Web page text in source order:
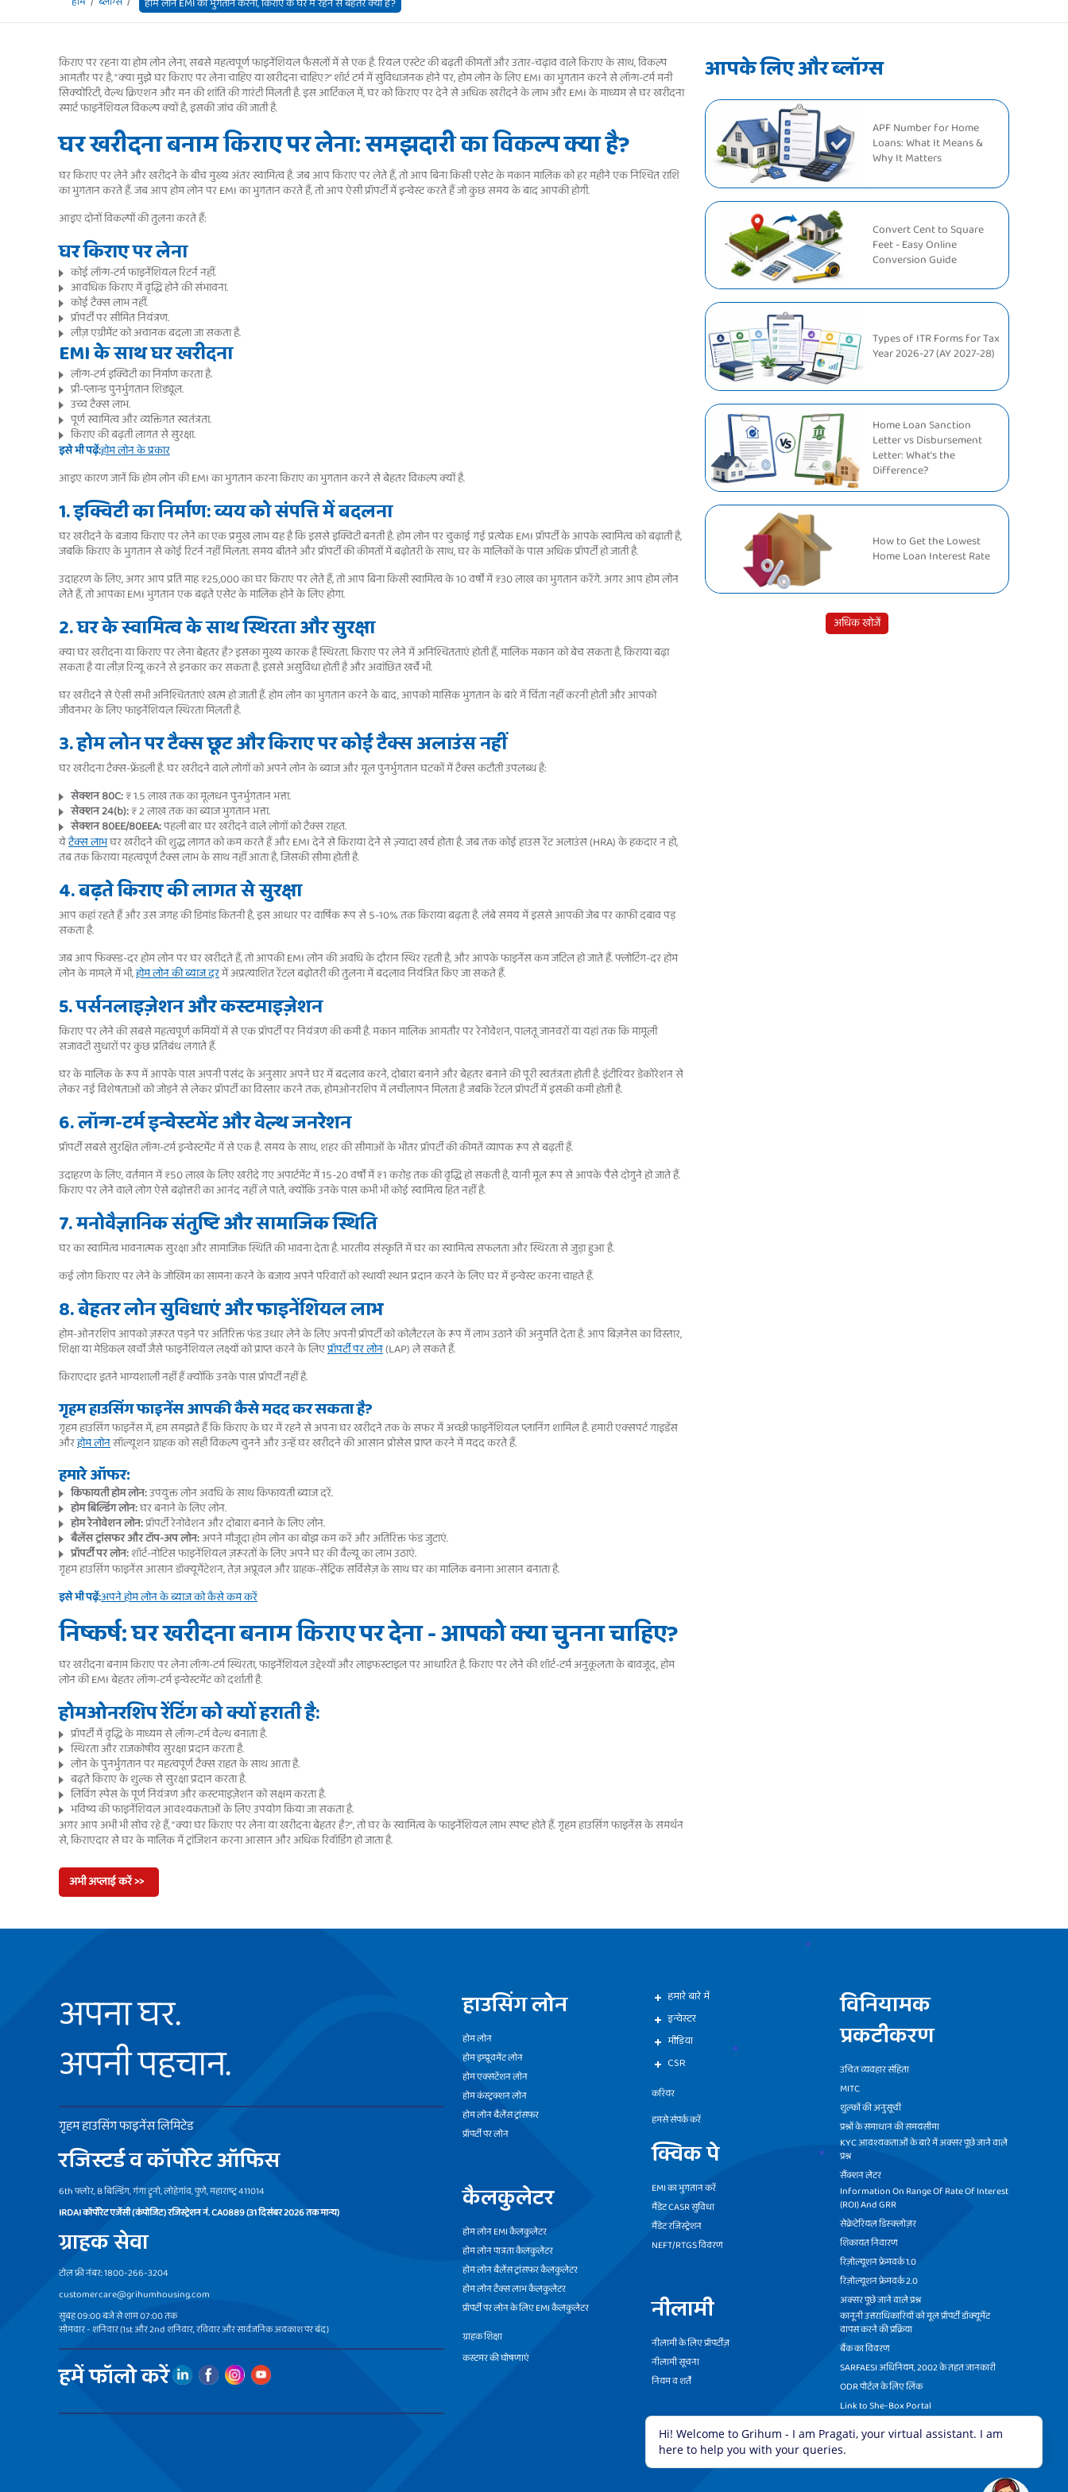
होम लोन EMI का भुगतान करना, किराए के घर में रहने से बेहतर क्यों है?
किराए पर रहना या होम लोन लेना, सबसे महत्वपूर्ण फाइनेंशियल फैसलों में से एक है. रियल एस्टेट की बढ़ती कीमतों और उतार-चढ़ाव वाले किराए के साथ, विकल्प
आमतौर पर है, "क्या मुझे घर किराए पर लेना चाहिए या खरीदना चाहिए?" शॉर्ट टर्म में सुविधाजनक होने पर, होम लोन के लिए EMI का भुगतान करने से लॉन्ग-टर्म मनी
सिक्योरिटी, वेल्थ क्रिएशन और मन की शांति की गारंटी मिलती है. इस आर्टिकल में, घर को किराए पर देने से अधिक खरीदने के लाभ और EMI के माध्यम से घर खरीदना
स्मार्ट फाइनेंशियल विकल्प क्यों है, इसकी जांच की जाती है.
घर खरीदना बनाम किराए पर लेना: समझदारी का विकल्प क्या है?
घर किराए पर लेने और खरीदने के बीच मुख्य अंतर स्वामित्व है. जब आप किराए पर लेते हैं, तो आप बिना किसी एसेट के मकान मालिक को हर महीने एक निश्चित राशि
का भुगतान करते हैं. जब आप होम लोन पर EMI का भुगतान करते हैं, तो आप ऐसी प्रॉपर्टी में इन्वेस्ट करते हैं जो कुछ समय के बाद आपकी होगी.
आइए दोनों विकल्पों की तुलना करते हैं:
घर किराए पर लेना
कोई लॉन्ग-टर्म फाइनेंशियल रिटर्न नहीं.
आवधिक किराए में वृद्धि होने की संभावना.
कोई टैक्स लाभ नहीं.
प्रॉपर्टी पर सीमित नियंत्रण.
लीज़ एग्रीमेंट को अचानक बदला जा सकता है.
EMI के साथ घर खरीदना
लॉन्ग-टर्म इक्विटी का निर्माण करता है.
प्री-प्लान्ड पुनर्भुगतान शिड्यूल.
उच्च टैक्स लाभ.
पूर्ण स्वामित्व और व्यक्तिगत स्वतंत्रता.
किराए की बढ़ती लागत से सुरक्षा.
इसे भी पढ़ें:होम लोन के प्रकार
आइए कारण जानें कि होम लोन की EMI का भुगतान करना किराए का भुगतान करने से बेहतर विकल्प क्यों है.
1. इक्विटी का निर्माण: व्यय को संपत्ति में बदलना
घर खरीदने के बजाय किराए पर लेने का एक प्रमुख लाभ यह है कि इससे इक्विटी बनती है. होम लोन पर चुकाई गई प्रत्येक EMI प्रॉपर्टी के आपके स्वामित्व को बढ़ाती है,
जबकि किराए के भुगतान से कोई रिटर्न नहीं मिलता. समय बीतने और प्रॉपर्टी की कीमतों में बढ़ोतरी के साथ, घर के मालिकों के पास अधिक प्रॉपर्टी हो जाती है.
उदाहरण के लिए, अगर आप प्रति माह ₹25,000 का घर किराए पर लेते हैं, तो आप बिना किसी स्वामित्व के 10 वर्षों में ₹30 लाख का भुगतान करेंगे. अगर आप होम लोन
लेते हैं, तो आपका EMI भुगतान एक बढ़ते एसेट के मालिक होने के लिए होगा.
2. घर के स्वामित्व के साथ स्थिरता और सुरक्षा
क्या घर खरीदना या किराए पर लेना बेहतर है? इसका मुख्य कारक है स्थिरता. किराए पर लेने में अनिश्चितताएं होती हैं, मालिक मकान को बेच सकता है, किराया बढ़ा
सकता है या लीज़ रिन्यू करने से इनकार कर सकता है. इससे असुविधा होती है और अवांछित खर्चे भी.
घर खरीदने से ऐसी सभी अनिश्चितताएं खत्म हो जाती हैं. होम लोन का भुगतान करने के बाद, आपको मासिक भुगतान के बारे में चिंता नहीं करनी होती और आपको
जीवनभर के लिए फाइनेंशियल स्थिरता मिलती है.
3. होम लोन पर टैक्स छूट और किराए पर कोई टैक्स अलाउंस नहीं
घर खरीदना टैक्स-फ्रेंडली है. घर खरीदने वाले लोगों को अपने लोन के ब्याज और मूल पुनर्भुगतान घटकों में टैक्स कटौती उपलब्ध है:
सेक्शन 80C:₹ 1.5 लाख तक का मूलधन पुनर्भुगतान भत्ता.
सेक्शन 24(b):₹ 2 लाख तक का ब्याज भुगतान भत्ता.
सेक्शन 80EE/80EEA:पहली बार घर खरीदने वाले लोगों को टैक्स राहत.
येटैक्स लाभघर खरीदने की शुद्ध लागत को कम करते हैं और EMI देने से किराया देने से ज़्यादा खर्च होता है. जब तक कोई हाउस रेंट अलाउंस (HRA) के हकदार न हो,
तब तक किराया महत्वपूर्ण टैक्स लाभ के साथ नहीं आता है, जिसकी सीमा होती है.
4. बढ़ते किराए की लागत से सुरक्षा
आप कहां रहते हैं और उस जगह की डिमांड कितनी है, इस आधार पर वार्षिक रूप से 5-10% तक किराया बढ़ता है. लंबे समय में इससे आपकी जेब पर काफी दबाव पड़
सकता है.
जब आप फिक्स्ड-दर होम लोन पर घर खरीदते हैं, तो आपकी EMI लोन की अवधि के दौरान स्थिर रहती है, और आपके फाइनेंस कम जटिल हो जाते हैं. फ्लोटिंग-दर होम
लोन के मामले में भी,होम लोन की ब्याज दरमें अप्रत्याशित रेंटल बढ़ोतरी की तुलना में बदलाव नियंत्रित किए जा सकते हैं.
5. पर्सनलाइज़ेशन और कस्टमाइज़ेशन
किराए पर लेने की सबसे महत्वपूर्ण कमियों में से एक प्रॉपर्टी पर नियंत्रण की कमी है. मकान मालिक आमतौर पर रेनोवेशन, पालतू जानवरों या यहां तक कि मामूली
सजावटी सुधारों पर कुछ प्रतिबंध लगाते हैं.
घर के मालिक के रूप में आपके पास अपनी पसंद के अनुसार अपने घर में बदलाव करने, दोबारा बनाने और बेहतर बनाने की पूरी स्वतंत्रता होती है. इंटीरियर डेकोरेशन से
लेकर नई विशेषताओं को जोड़ने से लेकर प्रॉपर्टी का विस्तार करने तक, होमओनरशिप में लचीलापन मिलता है जबकि रेंटल प्रॉपर्टी में इसकी कमी होती है.
6. लॉन्ग-टर्म इन्वेस्टमेंट और वेल्थ जनरेशन
प्रॉपर्टी सबसे सुरक्षित लॉन्ग-टर्म इन्वेस्टमेंट में से एक है. समय के साथ, शहर की सीमाओं के भीतर प्रॉपर्टी की कीमतें व्यापक रूप से बढ़ती हैं.
उदाहरण के लिए, वर्तमान में ₹50 लाख के लिए खरीदे गए अपार्टमेंट में 15-20 वर्षों में ₹1 करोड़ तक की वृद्धि हो सकती है, यानी मूल रूप से आपके पैसे दोगुने हो जाते हैं.
किराए पर लेने वाले लोग ऐसे बढ़ोत्तरी का आनंद नहीं ले पाते, क्योंकि उनके पास कभी भी कोई स्वामित्व हित नहीं है.
7. मनोवैज्ञानिक संतुष्टि और सामाजिक स्थिति
घर का स्वामित्व भावनात्मक सुरक्षा और सामाजिक स्थिति की भावना देता है. भारतीय संस्कृति में घर का स्वामित्व सफलता और स्थिरता से जुड़ा हुआ है.
कई लोग किराए पर लेने के जोखिम का सामना करने के बजाय अपने परिवारों को स्थायी स्थान प्रदान करने के लिए घर में इन्वेस्ट करना चाहते हैं.
8. बेहतर लोन सुविधाएं और फाइनेंशियल लाभ
होम-ओनरशिप आपको ज़रूरत पड़ने पर अतिरिक्त फंड उधार लेने के लिए अपनी प्रॉपर्टी को कोलैटरल के रूप में लाभ उठाने की अनुमति देता है. आप बिज़नेस का विस्तार,
शिक्षा या मेडिकल खर्चों जैसे फाइनेंशियल लक्ष्यों को प्राप्त करने के लिएप्रॉपर्टी पर लोन(LAP) ले सकते हैं.
किराएदार इतने भाग्यशाली नहीं हैं क्योंकि उनके पास प्रॉपर्टी नहीं है.
गृहम हाउसिंग फाइनेंस आपकी कैसे मदद कर सकता है?
गृहम हाउसिंग फाइनेंस में, हम समझते हैं कि किराए के घर में रहने से अपना घर खरीदने तक के सफर में अच्छी फाइनेंशियल प्लानिंग शामिल है. हमारी एक्सपर्ट गाइडेंस
औरहोम लोनसॉल्यूशन ग्राहक को सही विकल्प चुनने और उन्हें घर खरीदने की आसान प्रोसेस प्राप्त करने में मदद करते हैं.
हमारे ऑफर:
किफायती होम लोन:उपयुक्त लोन अवधि के साथ किफायती ब्याज दरें.
होम बिल्डिंग लोन:घर बनाने के लिए लोन.
होम रेनोवेशन लोन:प्रॉपर्टी रेनोवेशन और दोबारा बनाने के लिए लोन.
बैलेंस ट्रांसफर और टॉप-अप लोन:अपने मौजूदा होम लोन का बोझ कम करें और अतिरिक्त फंड जुटाएं.
प्रॉपर्टी पर लोन:शॉर्ट-नोटिस फाइनेंशियल ज़रूरतों के लिए अपने घर की वैल्यू का लाभ उठाएं.
गृहम हाउसिंग फाइनेंस आसान डॉक्यूमेंटेशन, तेज़ अप्रूवल और ग्राहक-सेंट्रिक सर्विसेज़ के साथ घर का मालिक बनाना आसान बनाता है.
इसे भी पढ़ें:अपने होम लोन के ब्याज को कैसे कम करें
निष्कर्ष: घर खरीदना बनाम किराए पर देना - आपको क्या चुनना चाहिए?
घर खरीदना बनाम किराए पर लेना लॉन्ग-टर्म स्थिरता, फाइनेंशियल उद्देश्यों और लाइफस्टाइल पर आधारित है. किराए पर लेने की शॉर्ट-टर्म अनुकूलता के बावजूद, होम
लोन की EMI बेहतर लॉन्ग-टर्म इन्वेस्टमेंट को दर्शाती है.
होमओनरशिप रेंटिंग को क्यों हराती है:
प्रॉपर्टी में वृद्धि के माध्यम से लॉन्ग-टर्म वेल्थ बनाता है.
स्थिरता और राजकोषीय सुरक्षा प्रदान करता है.
लोन के पुनर्भुगतान पर महत्वपूर्ण टैक्स राहत के साथ आता है.
बढ़ते किराए के शुल्क से सुरक्षा प्रदान करता है.
लिविंग स्पेस के पूर्ण नियंत्रण और कस्टमाइज़ेशन को सक्षम करता है.
भविष्य की फाइनेंशियल आवश्यकताओं के लिए उपयोग किया जा सकता है.
अगर आप अभी भी सोच रहे हैं, "क्या घर किराए पर लेना या खरीदना बेहतर है?", तो घर के स्वामित्व के फाइनेंशियल लाभ स्पष्ट होते हैं. गृहम हाउसिंग फाइनेंस के समर्थन
से, किराएदार से घर के मालिक में ट्रांजिशन करना आसान और अधिक रिवॉर्डिंग हो जाता है.
अभी अप्लाई करें >>
आपके लिए और ब्लॉग्स
APF Number for Home
Loans: What It Means &
Why It Matters
Convert Cent to Square
Feet - Easy Online
Conversion Guide
Types of ITR Forms for Tax
Year 2026-27 (AY 2027-28)
Home Loan Sanction
Letter vs Disbursement
Letter: What's the
Difference?
How to Get the Lowest
Home Loan Interest Rate
अधिक खोजें
अपना घर.
अपनी पहचान.
गृहम हाउसिंग फाइनेंस लिमिटेड
रजिस्टर्ड व कॉर्पोरेट ऑफिस
6th फ्लोर, B बिल्डिंग, गंगा ट्रूनो, लोहेगांव, पुणे, महाराष्ट्र 411014
IRDAI कॉर्पोरेट एजेंसी (कंपोजिट) रजिस्ट्रेशन नं. CA0889 (31 दिसंबर 2026 तक मान्य)
ग्राहक सेवा
टोल फ्री नंबर: 1800-266-3204
customercare@grihumhousing.com
सुबह 09:00 बजे से शाम 07:00 तक
सोमवार - शनिवार (1st और 2nd शनिवार, रविवार और सार्वजनिक अवकाश पर बंद)
हमें फॉलो करें
हाउसिंग लोन
होम लोन
होम इम्प्रूवमेंट लोन
होम एक्सटेंशन लोन
होम कंस्ट्रक्शन लोन
होम लोन बैलेंस ट्रांसफर
प्रॉपर्टी पर लोन
कैलकुलेटर
होम लोन EMI कैलकुलेटर
होम लोन पात्रता कैलकुलेटर
होम लोन बैलेंस ट्रांसफर कैलकुलेटर
होम लोन टैक्स लाभ कैलकुलेटर
प्रॉपर्टी पर लोन के लिए EMI कैलकुलेटर
ग्राहक शिक्षा
कस्टमर की घोषणाएं
हमारे बारे में
इन्वेस्टर
मीडिया
CSR
करियर
हमसे संपर्क करें
क्विक पे
EMI का भुगतान करें
मैंडेट CASR सुविधा
मैंडेट रजिस्ट्रेशन
NEFT/RTGS विवरण
नीलामी
नीलामी के लिए प्रॉपर्टीज़
नीलामी सूचना
नियम व शर्तें
विनियामक
प्रकटीकरण
उचित व्यवहार संहिता
MITC
शुल्कों की अनुसूची
प्रश्नों के समाधान की समयसीमा
KYC आवश्यकताओं के बारे में अक्सर पूछे जाने वाले
प्रश्न
सैंक्शन लेटर
Information On Range Of Rate Of Interest
(ROI) And GRR
सेक्रेटेरियल डिस्क्लोज़र
शिकायत निवारण
रिज़ोल्यूशन फ्रेमवर्क 1.0
रिज़ोल्यूशन फ्रेमवर्क 2.0
अक्सर पूछे जाने वाले प्रश्न
कानूनी उत्तराधिकारियों को मूल प्रॉपर्टी डॉक्यूमेंट
वापस करने की प्रक्रिया
बैंक का विवरण
SARFAESI अधिनियम, 2002 के तहत जानकारी
ODR पोर्टल के लिए लिंक
Link to She-Box Portal
रिकवरी कॉल सेंटर का विवरण